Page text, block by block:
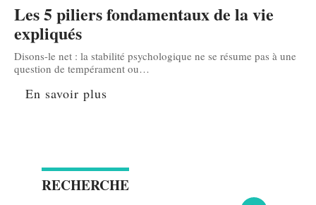
Les 5 piliers fondamentaux de la vie
expliqués
Disons-le net : la stabilité psychologique ne se résume pas à une
question de tempérament ou…
En savoir plus
RECHERCHE